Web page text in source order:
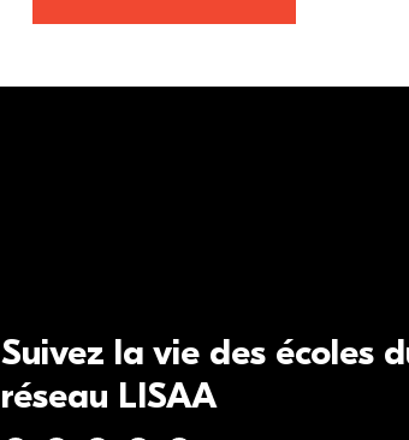
Suivez la vie des écoles
réseau LISAA